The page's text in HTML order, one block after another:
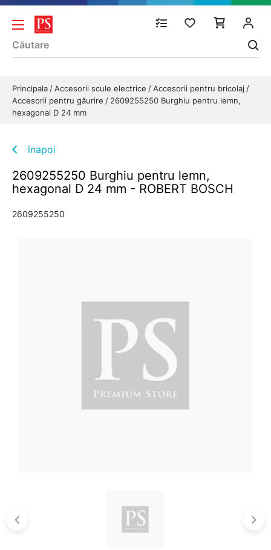
Principala Accesorii scule electrice
Accesorii pentru bricolaj
Accesorii pentru găurire
2609255250 Burghiu pentru lemn,
hexagonal D 24 mm
înapoi
2609255250 Burghiu pentru lemn,
hexagonal D 24 mm - ROBERT BOSCH
2609255250